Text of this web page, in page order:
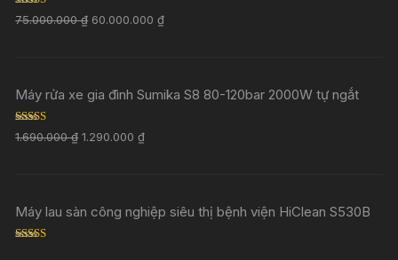
Rated5.00
out of 5
75.000.000₫ 60.000.000₫
Máy rửa xe gia đình Sumika S8 80-120bar 2000W tự ngắt
Rated 5.00
out of 5
1.690.000₫ 1.290.000₫
Máy lau sàn công nghiệp siêu thị bệnh viện HiClean S530B